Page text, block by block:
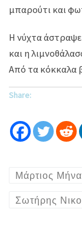
μπαρούτι και
Η νύχτα άστραψε
και η
Από τα κόκκαλα
Share:
Μάρτιος
Σωτήρης